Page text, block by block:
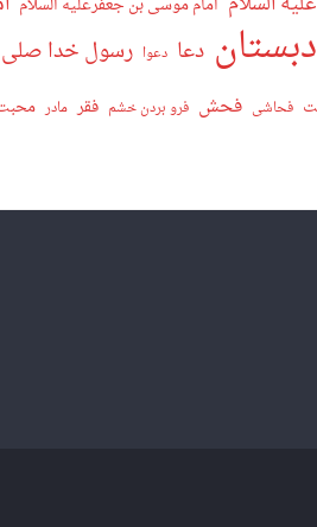
دبستان دعا دعوا رسول خدا صلی
فحاشی فحش فرو بردن خشم فقر مادر